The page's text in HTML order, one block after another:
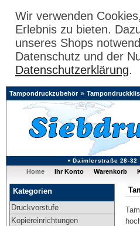
Wir verwenden
Erlebnis zu bieten.
unseres Shops
Datenschutz und der
Datenschutzerklärung.
Daimlerstraße 28-32
Tampondruckzubehör»
Home Ihr Konto Warenkorb
Kategorien
Druckvorstufe
Kopiereinrichtungen